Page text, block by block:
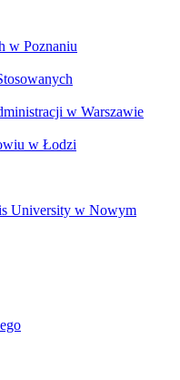
w Poznaniu
w Warszawie
w Łodzi
University w Nowym